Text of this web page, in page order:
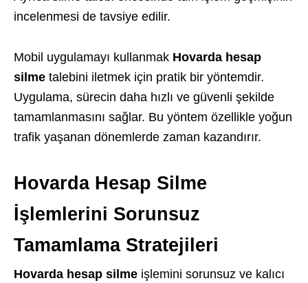
incelenmesi de tavsiye edilir.
Mobil uygulamayı kullanmak Hovarda hesap
silme talebini iletmek için pratik bir yöntemdir.
Uygulama, sürecin daha hızlı ve güvenli şekilde
tamamlanmasını sağlar. Bu yöntem özellikle yoğun
trafik yaşanan dönemlerde zaman kazandırır.
Hovarda Hesap Silme
İşlemlerini Sorunsuz
Tamamlama Stratejileri
Hovarda hesap silme işlemini sorunsuz ve kalıcı